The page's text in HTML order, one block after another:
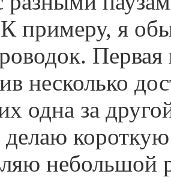
примеру, я
несколько
одна за
небольшой